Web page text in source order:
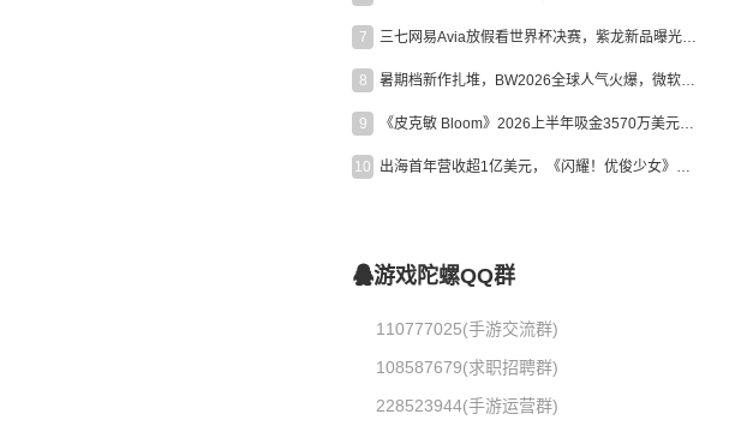
7 三七网易Avia放假看世界杯决赛，紫龙新品曝光，米哈游新作上线 | 陀螺周报
8 暑期档新作扎堆，BW2026全球人气火爆，微软XBOX大裁员|陀螺周报
9 《皮克敏 Bloom》2026上半年吸金3570万美元，中国台湾成最大市场
10 出海首年营收超1亿美元，《闪耀！优俊少女》美国市场占比达七成
游戏陀螺QQ群
110777025(手游交流群)
108587679(求职招聘群)
228523944(手游运营群)